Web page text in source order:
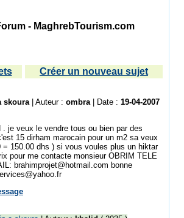
- MaghrebTourism.com
Créer un nouveau sujet
skoura| Auteur : ombra| Date : 19-04-2007
. je veux le vendre tous ou bien par des
15 dirham marocain pour un m2 sa veux
= 150.00 dhs ) si vous voules plus un hiktar
pour me contacte monsieur OBRIM TELE
brahimprojet@hotmail.com bonne